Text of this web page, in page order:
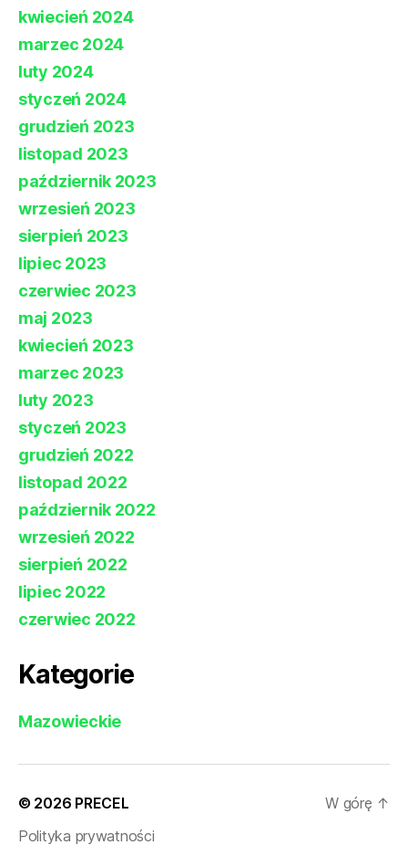
kwiecień 2024
marzec 2024
luty 2024
styczeń 2024
grudzień 2023
listopad 2023
październik 2023
wrzesień 2023
sierpień 2023
lipiec 2023
czerwiec 2023
maj 2023
kwiecień 2023
marzec 2023
luty 2023
styczeń 2023
grudzień 2022
listopad 2022
październik 2022
wrzesień 2022
sierpień 2022
lipiec 2022
czerwiec 2022
Kategorie
Mazowieckie
© 2026 PRECEL
Polityka prywatności
W górę ↑